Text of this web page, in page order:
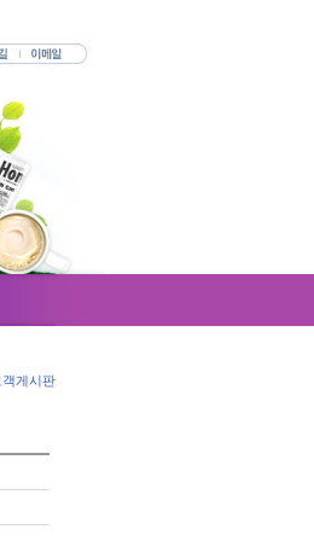
객게시판